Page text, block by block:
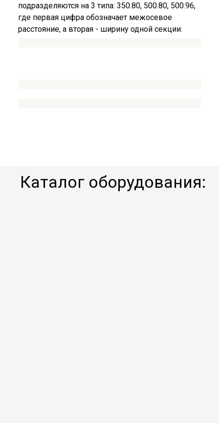
подразделяются на 3 типа: 350.80, 500.80, 500.96,
где первая цифра обозначает межосевое
расстояние, а вторая - ширину одной секции.
Каталог оборудования: